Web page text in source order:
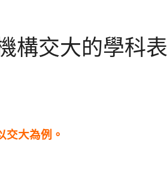
構交大的學科表
交大為例。